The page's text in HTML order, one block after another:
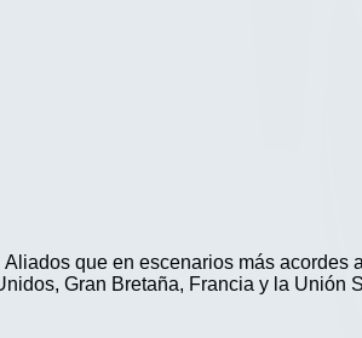
Aliados que en escenarios más acordes
Gran Bretaña, Francia y la Unión